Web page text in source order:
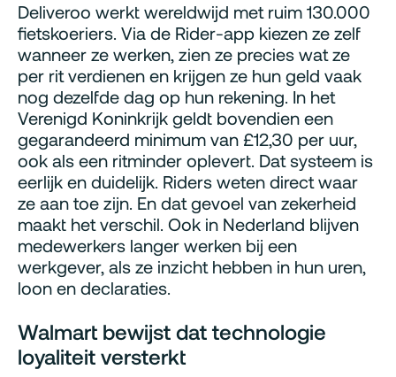
Deliveroo werkt wereldwijd met ruim 130.000
fietskoeriers. Via de Rider-app kiezen ze zelf
wanneer ze werken, zien ze precies wat ze
per rit verdienen en krijgen ze hun geld vaak
nog dezelfde dag op hun rekening. In het
Verenigd Koninkrijk geldt bovendien een
gegarandeerd minimum van £12,30 per uur,
ook als een ritminder oplevert. Dat systeem is
eerlijk en duidelijk. Riders weten direct waar
ze aan toe zijn. En dat gevoel van zekerheid
maakt het verschil. Ook in Nederland blijven
medewerkers langer werken bij een
werkgever, als ze inzicht hebben in hun uren,
loon en declaraties.
Walmart bewijst dat technologie
loyaliteit versterkt